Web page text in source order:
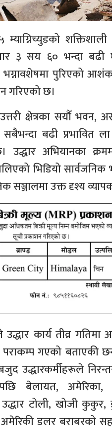
३ सय ६० भन्दा बढी
पुरिएको
छ।
क्षेत्रका सयौँ भवन,
बढी प्रभावित
अभियानका
भिडियो
उक्त दृश्य
उद्धार कार्य तीव्र
गएको बताएकी
उद्धारकर्मीहरूले
बेलायत,
टोली, खोजी कुकुर,
डलर बराबरको